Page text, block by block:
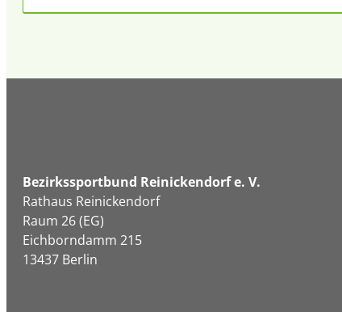
Bezirkssportbund Reinickendorf e. V.
Rathaus Reinickendorf
Raum 26 (EG)
Eichborndamm 215
13437 Berlin